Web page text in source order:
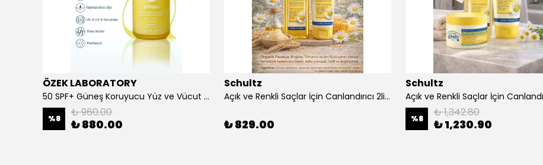
ÖZEK LABORATORY
50 SPF+ Güneş Koruyucu Yüz ve Vücut Sütü 100 ml
%8 ₺ 960.00
₺ 880.00
Schultz
Açık ve Renkli Saçlar İçin Canlandırıcı 2li Bakım Seti Şampuan + Saç Kremi
₺ 829.00
Schultz
%8 ₺ 1,342.80
₺ 1,230.90